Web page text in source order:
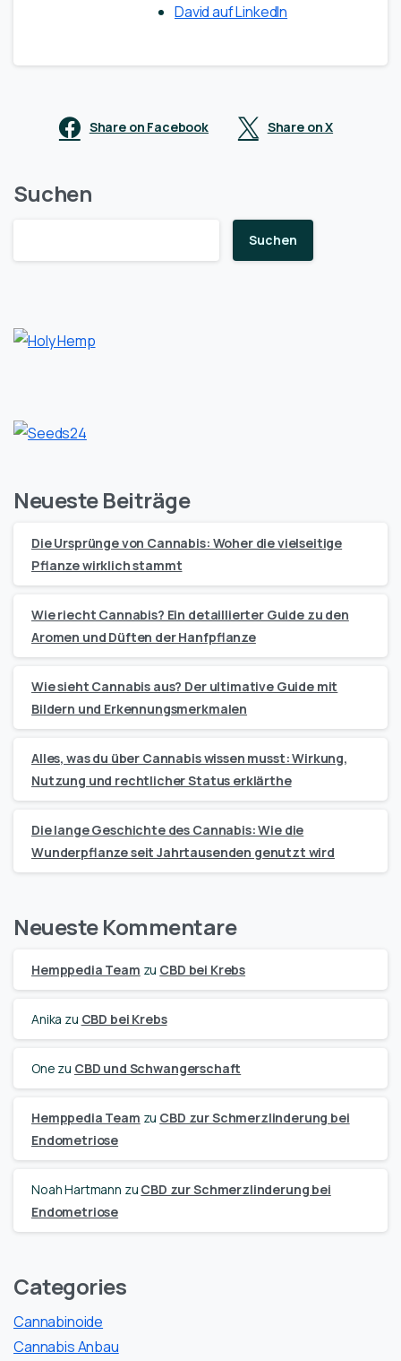
David auf LinkedIn
Share on Facebook Share on X
Suchen
Suchen
Neueste Beiträge
Die Ursprünge von Cannabis: Woher die vielseitige
Pflanze wirklich stammt
Wie riecht Cannabis? Ein detaillierter Guide zu den
Aromen und Düften der Hanfpflanze
Wie sieht Cannabis aus? Der ultimative Guide mit
Bildern und Erkennungsmerkmalen
Alles, was du über Cannabis wissen musst: Wirkung,
Nutzung und rechtlicher Status erklärthe
Die lange Geschichte des Cannabis: Wie die
Wunderpflanze seit Jahrtausenden genutzt wird
Neueste Kommentare
Hemppedia Team zu CBD bei Krebs
Anika zu CBD bei Krebs
One zu CBD und Schwangerschaft
Hemppedia Team zu CBD zur Schmerzlinderung bei
Endometriose
Noah Hartmann zu CBD zur Schmerzlinderung bei
Endometriose
Categories
Cannabinoide
Cannabis Anbau